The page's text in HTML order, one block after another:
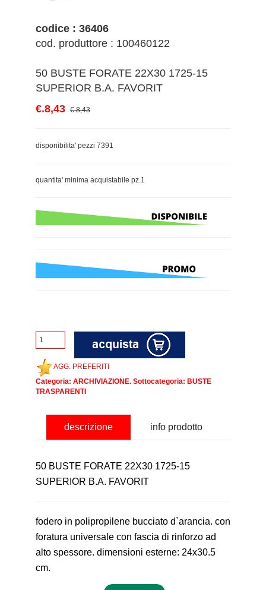
codice : 36406
cod. produttore : 100460122
50 BUSTE FORATE 22X30 1725-15
SUPERIOR B.A. FAVORIT
€.8,43 €.8,43
disponibilita' pezzi 7391
quantita' minima acquistabile pz.1
AGG. PREFERITI
Categoria: ARCHIVIAZIONE. Sottocategoria: BUSTE
TRASPARENTI
descrizione info prodotto
50 BUSTE FORATE 22X30 1725-15
SUPERIOR B.A. FAVORIT
fodero in polipropilene bucciato d`arancia. con
foratura universale con fascia di rinforzo ad
alto spessore. dimensioni esterne: 24x30.5
cm.